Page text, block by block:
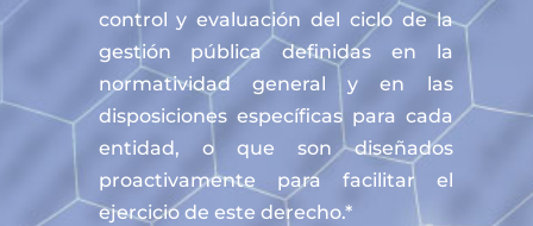
control y evaluación del ciclo de la
gestión pública definidas en la
normatividad general y en las
disposiciones específicas para cada
entidad, o que son diseñados
proactivamente para facilitar el
ejercicio de este derecho.*